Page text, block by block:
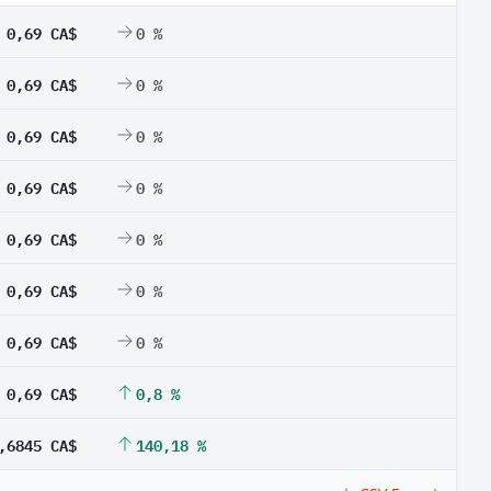
0,69 CA$ 0 %
0,69 CA$ 0 %
0,69 CA$ 0 %
0,69 CA$ 0 %
0,69 CA$ 0 %
0,69 CA$ 0 %
0,69 CA$ 0 %
0,69 CA$ 0,8 %
CA$ 140,18 %